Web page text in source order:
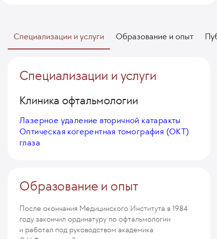
Специализации и услуги Образование и опыт
Специализации и услуги
Клиника офтальмологии
Лазерное удаление вторичной катаракты
Оптическая когерентная томография (ОКТ)
глаза
Образование и опыт
После окончания Медицинского Института в 1984
году закончил ординатуру по офтальмологии
и работал под руководством академика